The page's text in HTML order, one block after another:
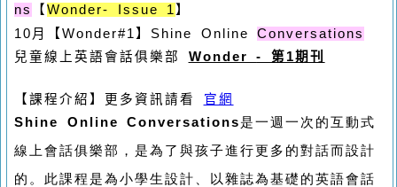
ns
【 Wonder- Issue 1 】
10月
【Wonder#1 】 Shine OnlineConversations
兒童線上英語會話俱樂部
Wonder- 第1期刊
【課程介紹】更多資訊請看 官網
Shine Online Conversations是一週一次的互動式
線上會話俱樂部，是為了與孩子進行更多的對話而設計
的。此課程是為小學生設計、以 雜誌為基礎 的英語會話